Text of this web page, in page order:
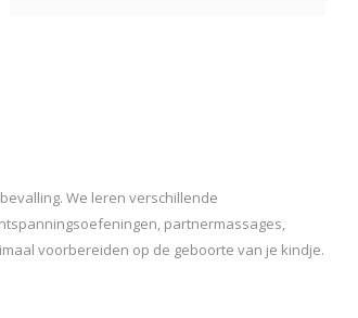
We leren verschillende
partnermassages,
voorbereiden op de geboorte van je kindje.